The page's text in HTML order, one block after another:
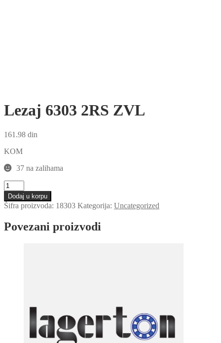
Lezaj 6303 2RS ZVL
161.98 din
KOM
37 na zalihama
Lezaj
6303
2RS
ZVL
Dodaj u korpu
Šifra proizvoda: 18303 Kategorija: Uncategorized
Povezani proizvodi